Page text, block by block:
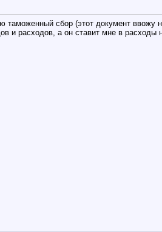
сбор (этот документ ввожу
и расходов, а он ставит мне в